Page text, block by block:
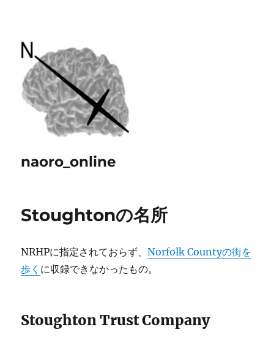
naoro_online
Stoughtonの名所
NRHPに指定されておらず、Norfolk Countyの街を
歩く に収録できなかったもの。
Stoughton Trust Company